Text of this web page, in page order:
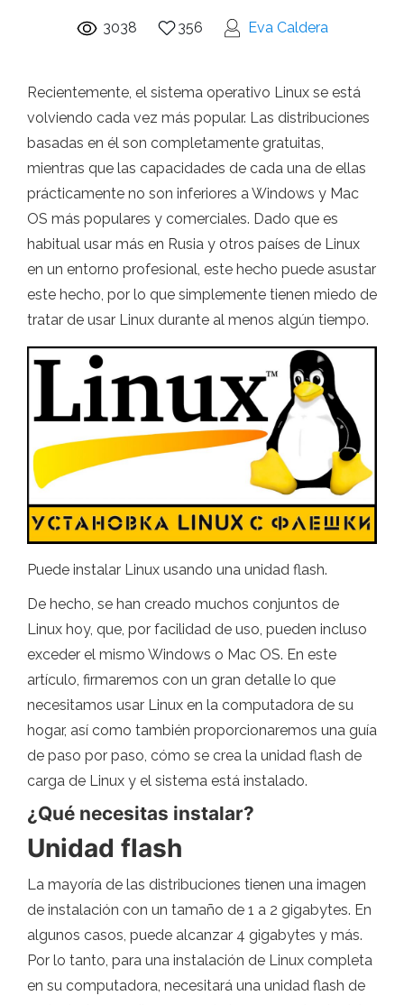
3038 356 Eva Caldera
Recientemente, el sistema operativo Linux se está
volviendo cada vez más popular. Las distribuciones
basadas en él son completamente gratuitas,
mientras que las capacidades de cada una de ellas
prácticamente no son inferiores a Windows y Mac
OS más populares y comerciales. Dado que es
habitual usar más en Rusia y otros países de Linux
en un entorno profesional, este hecho puede asustar
este hecho, por lo que simplemente tienen miedo de
tratar de usar Linux durante al menos algún tiempo.
Puede instalar Linux usando una unidad flash.
De hecho, se han creado muchos conjuntos de
Linux hoy, que, por facilidad de uso, pueden incluso
exceder el mismo Windows o Mac OS. En este
artículo, firmaremos con un gran detalle lo que
necesitamos usar Linux en la computadora de su
hogar, así como también proporcionaremos una guía
de paso por paso, cómo se crea la unidad flash de
carga de Linux y el sistema está instalado.
¿Qué necesitas instalar?
Unidad flash
La mayoría de las distribuciones tienen una imagen
de instalación con un tamaño de 1 a 2 gigabytes. En
algunos casos, puede alcanzar 4 gigabytes y más.
Por lo tanto, para una instalación de Linux completa
en su computadora, necesitará una unidad flash de